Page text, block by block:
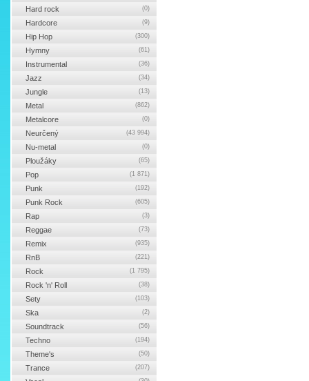
Hard rock (0)
Hardcore (9)
Hip Hop (300)
Hymny (61)
Instrumental (36)
Jazz (34)
Jungle (13)
Metal (862)
Metalcore (0)
Neurčený (43 994)
Nu-metal (0)
Ploužáky (65)
Pop (1 871)
Punk (192)
Punk Rock (605)
Rap (3)
Reggae (73)
Remix (935)
RnB (221)
Rock (1 795)
Rock 'n' Roll (38)
Sety (103)
Ska (2)
Soundtrack (56)
Techno (194)
Theme's (50)
Trance (207)